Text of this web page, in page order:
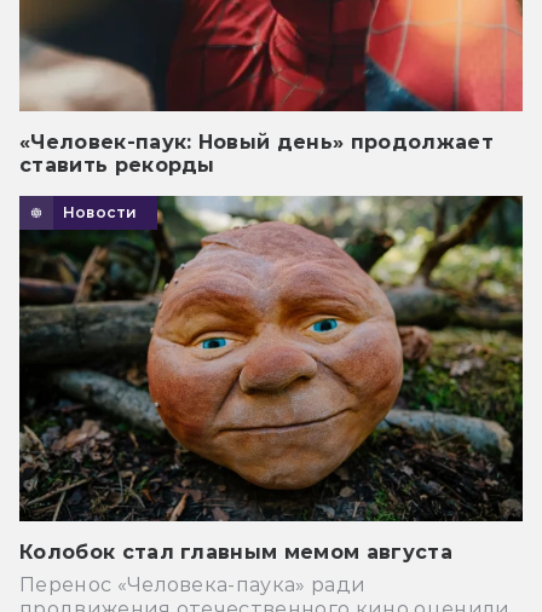
«Человек-паук: Новый день» продолжает
ставить рекорды
Новости
Колобок стал главным мемом августа
Перенос «Человека-паука» ради